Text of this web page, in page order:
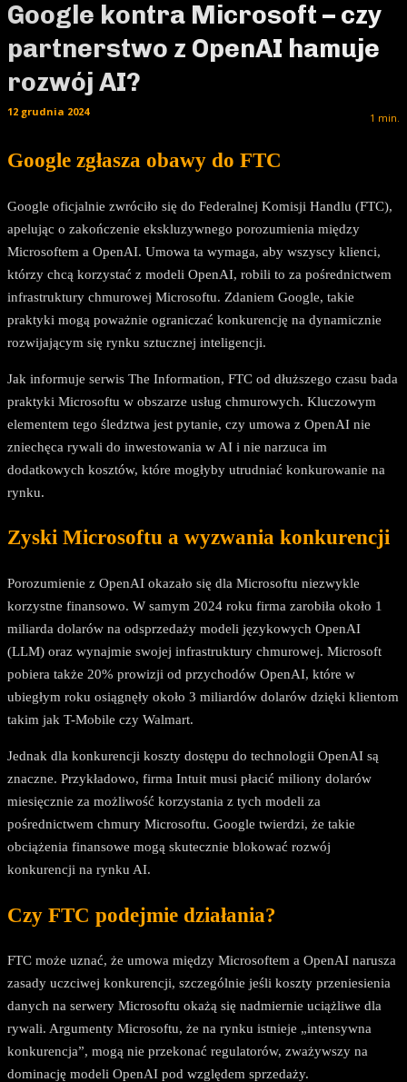
Google kontra Microsoft – czy
partnerstwo z OpenAI hamuje
rozwój AI?
1 min.
12 grudnia 2024
Google zgłasza obawy do FTC
Google oficjalnie zwróciło się do Federalnej Komisji Handlu (FTC),
apelując o zakończenie ekskluzywnego porozumienia między
Microsoftem a OpenAI. Umowa ta wymaga, aby wszyscy klienci,
którzy chcą korzystać z modeli OpenAI, robili to za pośrednictwem
infrastruktury chmurowej Microsoftu. Zdaniem Google, takie
praktyki mogą poważnie ograniczać konkurencję na dynamicznie
rozwijającym się rynku sztucznej inteligencji.
Jak informuje serwis The Information, FTC od dłuższego czasu bada
praktyki Microsoftu w obszarze usług chmurowych. Kluczowym
elementem tego śledztwa jest pytanie, czy umowa z OpenAI nie
zniechęca rywali do inwestowania w AI i nie narzuca im
dodatkowych kosztów, które mogłyby utrudniać konkurowanie na
rynku.
Zyski Microsoftu a wyzwania konkurencji
Porozumienie z OpenAI okazało się dla Microsoftu niezwykle
korzystne finansowo. W samym 2024 roku firma zarobiła około 1
miliarda dolarów na odsprzedaży modeli językowych OpenAI
(LLM) oraz wynajmie swojej infrastruktury chmurowej. Microsoft
pobiera także 20% prowizji od przychodów OpenAI, które w
ubiegłym roku osiągnęły około 3 miliardów dolarów dzięki klientom
takim jak T-Mobile czy Walmart.
Jednak dla konkurencji koszty dostępu do technologii OpenAI są
znaczne. Przykładowo, firma Intuit musi płacić miliony dolarów
miesięcznie za możliwość korzystania z tych modeli za
pośrednictwem chmury Microsoftu. Google twierdzi, że takie
obciążenia finansowe mogą skutecznie blokować rozwój
konkurencji na rynku AI.
Czy FTC podejmie działania?
FTC może uznać, że umowa między Microsoftem a OpenAI narusza
zasady uczciwej konkurencji, szczególnie jeśli koszty przeniesienia
danych na serwery Microsoftu okażą się nadmiernie uciążliwe dla
rywali. Argumenty Microsoftu, że na rynku istnieje „intensywna
konkurencja”, mogą nie przekonać regulatorów, zważywszy na
dominację modeli OpenAI pod względem sprzedaży.